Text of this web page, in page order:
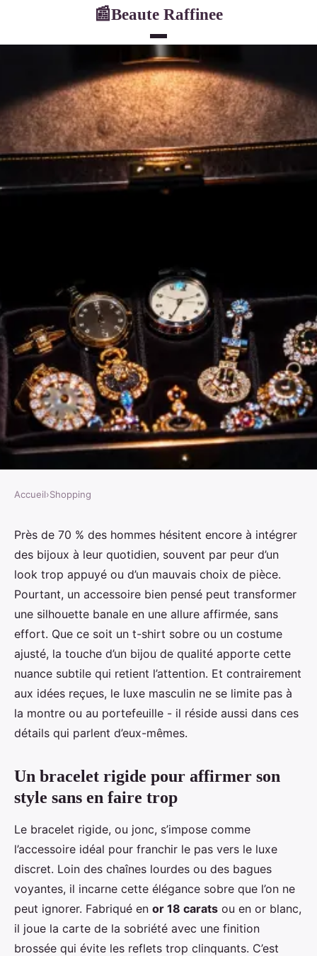
📰Beaute Raffinee
SHOPPING
Top 5 bijoux pour hommes haut
de gamme à adopter
Alexandre-Pierre•11/05/2026 16:03•13 min de lecture
Accueil›Shopping
Près de 70 % des hommes hésitent encore à intégrer
des bijoux à leur quotidien, souvent par peur d’un
look trop appuyé ou d’un mauvais choix de pièce.
Pourtant, un accessoire bien pensé peut transformer
une silhouette banale en une allure affirmée, sans
effort. Que ce soit un t-shirt sobre ou un costume
ajusté, la touche d’un bijou de qualité apporte cette
nuance subtile qui retient l’attention. Et contrairement
aux idées reçues, le luxe masculin ne se limite pas à
la montre ou au portefeuille - il réside aussi dans ces
détails qui parlent d’eux-mêmes.
Un bracelet rigide pour affirmer son
style sans en faire trop
Le bracelet rigide, ou jonc, s’impose comme
l’accessoire idéal pour franchir le pas vers le luxe
discret. Loin des chaînes lourdes ou des bagues
voyantes, il incarne cette élégance sobre que l’on ne
peut ignorer. Fabriqué en or 18 carats ou en or blanc,
il joue la carte de la sobriété avec une finition
brossée qui évite les reflets trop clinquants. C’est